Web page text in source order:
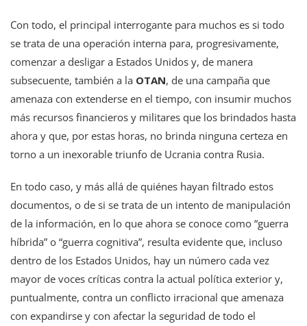
Con todo, el principal interrogante para muchos es si todo
se trata de una operación interna para, progresivamente,
comenzar a desligar a Estados Unidos y, de manera
subsecuente, también a la OTAN, de una campaña que
amenaza con extenderse en el tiempo, con insumir muchos
más recursos financieros y militares que los brindados hasta
ahora y que, por estas horas, no brinda ninguna certeza en
torno a un inexorable triunfo de Ucrania contra Rusia.
En todo caso, y más allá de quiénes hayan filtrado estos
documentos, o de si se trata de un intento de manipulación
de la información, en lo que ahora se conoce como “guerra
híbrida” o “guerra cognitiva”, resulta evidente que, incluso
dentro de los Estados Unidos, hay un número cada vez
mayor de voces críticas contra la actual política exterior y,
puntualmente, contra un conflicto irracional que amenaza
con expandirse y con afectar la seguridad de todo el